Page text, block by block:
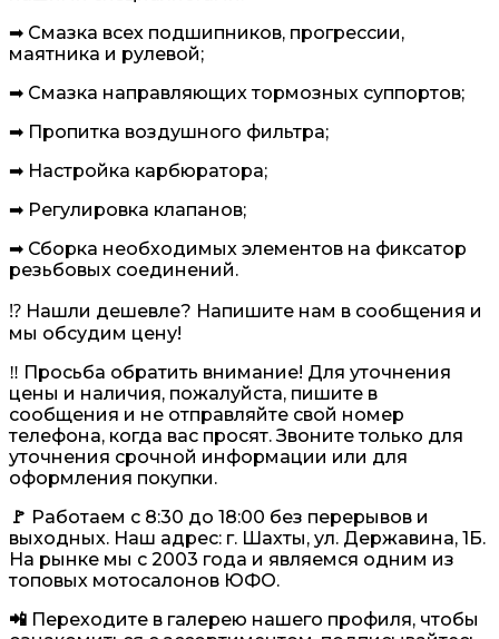
➡ Смазка всех подшипников, прогрессии,
маятника и рулевой;
➡ Смазка направляющих тормозных суппортов;
➡ Пропитка воздушного фильтра;
➡ Настройка карбюратора;
➡ Регулировка клапанов;
➡ Сборка необходимых элементов на фиксатор
резьбовых соединений.
⁉️ Нашли дешевле? Напишите нам в сообщения и
мы обсудим цену!
‼️ Просьба обратить внимание! Для уточнения
цены и наличия, пожалуйста, пишите в
сообщения и не отправляйте свой номер
телефона, когда вас просят. Звоните только для
уточнения срочной информации или для
оформления покупки.
🚩 Работаем с 8:30 до 18:00 без перерывов и
выходных. Наш адрес: г. Шахты, ул. Державина, 1Б.
На рынке мы с 2003 года и являемся одним из
топовых мотосалонов ЮФО.
📲 Переходите в галерею нашего профиля, чтобы